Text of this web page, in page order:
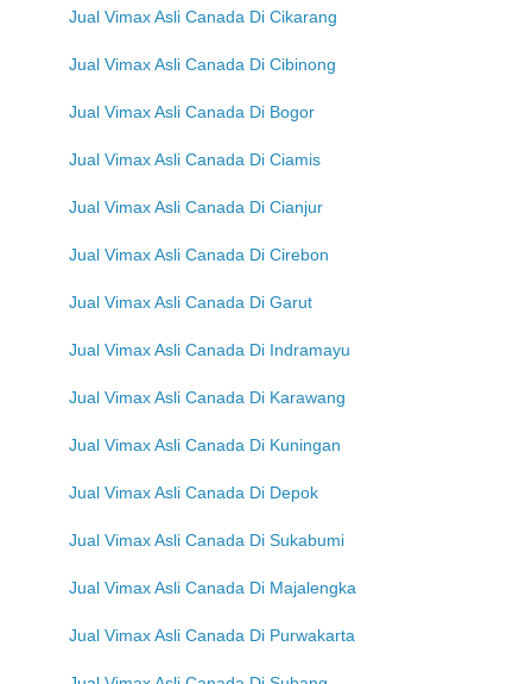
Jual Vimax Asli Canada Di Cikarang
Jual Vimax Asli Canada Di Cibinong
Jual Vimax Asli Canada Di Bogor
Jual Vimax Asli Canada Di Ciamis
Jual Vimax Asli Canada Di Cianjur
Jual Vimax Asli Canada Di Cirebon
Jual Vimax Asli Canada Di Garut
Jual Vimax Asli Canada Di Indramayu
Jual Vimax Asli Canada Di Karawang
Jual Vimax Asli Canada Di Kuningan
Jual Vimax Asli Canada Di Depok
Jual Vimax Asli Canada Di Sukabumi
Jual Vimax Asli Canada Di Majalengka
Jual Vimax Asli Canada Di Purwakarta